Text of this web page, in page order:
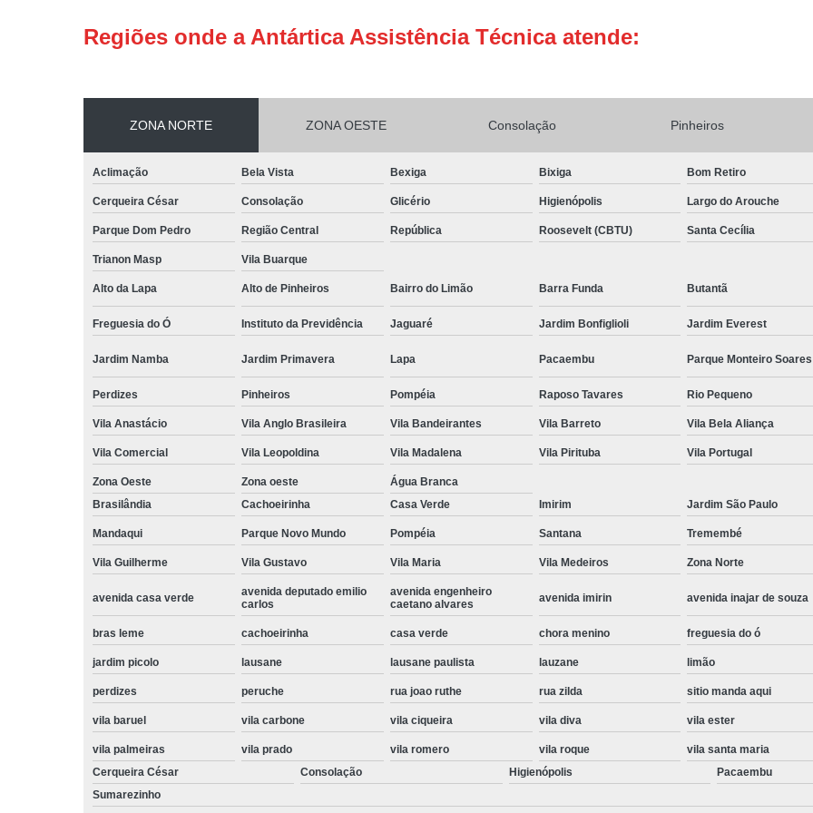
Conserto Adega de Vinho
Assistencia Tecnica e Conserto Geladeira
Conserto de Geladeira Expositora de
Conserto e
Conserto e Manutenção de Geladeira
Conserto Geladeira Expositora
Brastemp Instalação Fogão
Instalação de Fogão Brastemp
Instalação de Fogão de Embutir
Instalação Fogão Brastemp
Instalação
Instalação de Maquina de Lavar Roupa
Instalação Eletrica Maquina de Lavar
Instalação para Maquina de Lavar
Instalação de Lava e Seca Samsung
Instalação Lava e Seca
Instalação
Instalação Maquina Lava e Seca
Instalação Samsung Lava e
Lava e Seca Samsung Instalação
Manutenção de Fogão
Manutenção de
Regiões onde a Antártica Assistência Técnica atende:
ZONA NORTE ZONA OESTE Consolação Pinheiros
Aclimação Bela Vista Bexiga Bixiga Bom Retiro
Cerqueira César Consolação Glicério Higienópolis Largo do Arouche
Parque Dom Pedro Região Central República Roosevelt (CBTU) Santa Cecília
Trianon Masp Vila Buarque
Alto da Lapa Alto de Pinheiros Bairro do Limão Barra Funda Butantã
Freguesia do Ó Instituto da Previdência Jaguaré Jardim Bonfiglioli Jardim Everest
Jardim Namba Jardim Primavera Lapa Pacaembu Parque Monteiro Soares
Perdizes Pinheiros Pompéia Raposo Tavares Rio Pequeno
Vila Anastácio Vila Anglo Brasileira Vila Bandeirantes Vila Barreto Vila Bela Aliança
Vila Comercial Vila Leopoldina Vila Madalena Vila Pirituba Vila Portugal
Zona Oeste Zona oeste
Água Branca
Brasilândia
Cachoeirinha Casa Verde Imirim Jardim São Paulo
Mandaqui Parque Novo Mundo Pompéia Santana Tremembé
Vila Guilherme Vila Gustavo Vila Maria Vila Medeiros Zona Norte
avenida casa verde
avenida deputado emilio
carlos
avenida engenheiro
caetano alvares
avenida imirin avenida inajar de souza
bras leme cachoeirinha casa verde chora menino freguesia do ó
jardim picolo lausane lausane paulista lauzane limão
perdizes peruche rua joao ruthe rua zilda sitio manda aqui
vila baruel vila carbone vila ciqueira vila diva vila ester
vila palmeiras vila prado vila romero vila roque vila santa maria
Cerqueira César
Consolação Higienópolis Pacaembu
Sumarezinho